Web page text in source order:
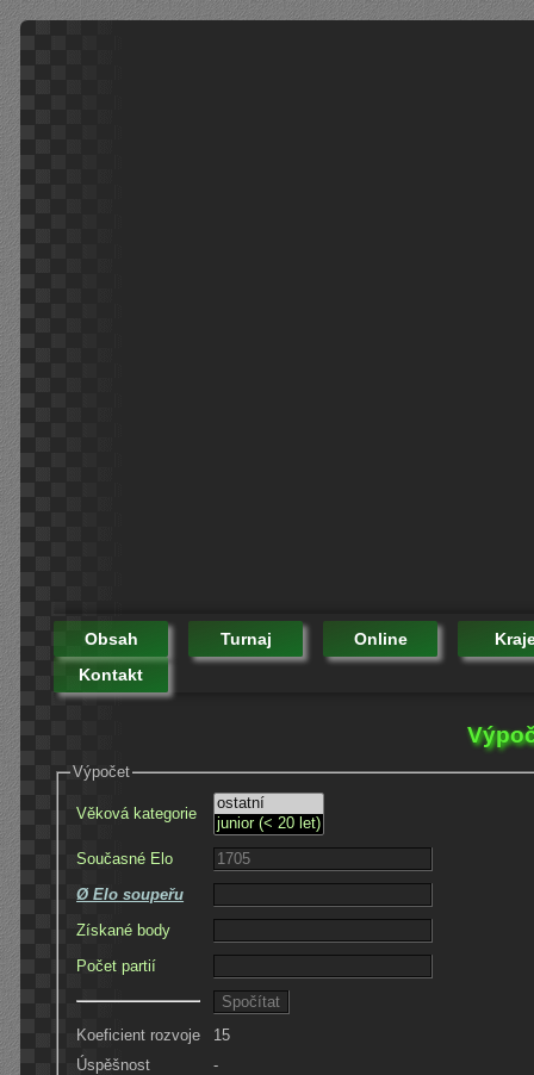
Obsah Turnaj Online
Kontakt
Výpočet
Věková kategorie
Současné Elo
Ø Elo soupeřu
Získané body
Počet partií
Koeficient rozvoje
15
Úspěšnost
-